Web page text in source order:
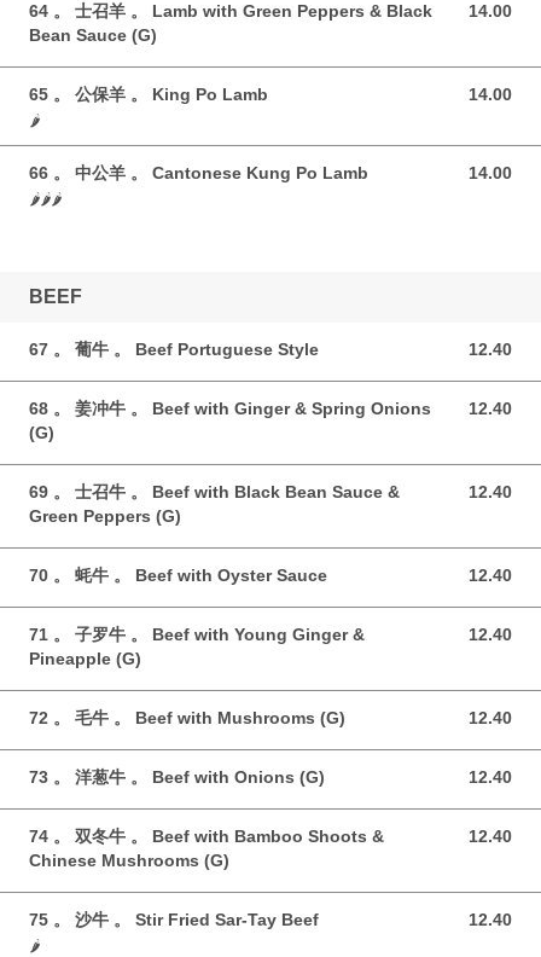
64 。 士召羊 。 Lamb with Green Peppers & Black
Bean Sauce (G)
14.00
14.00 GBP
65 。 公保羊 。 King Po Lamb 14.00
14.00 GBP
🌶️
66 。 中公羊 。 Cantonese Kung Po Lamb 14.00
14.00 GBP
🌶️🌶️🌶️
BEEF
67 。 葡牛 。 Beef Portuguese Style 12.40
12.40 GBP
68 。 姜冲牛 。 Beef with Ginger & Spring Onions
(G)
12.40
12.40 GBP
69 。 士召牛 。 Beef with Black Bean Sauce &
Green Peppers (G)
12.40
12.40 GBP
70 。 蚝牛 。 Beef with Oyster Sauce 12.40
12.40 GBP
71 。 子罗牛 。 Beef with Young Ginger &
Pineapple (G)
12.40
12.40 GBP
72 。 毛牛 。 Beef with Mushrooms (G) 12.40
12.40 GBP
73 。 洋葱牛 。 Beef with Onions (G) 12.40
12.40 GBP
74 。 双冬牛 。 Beef with Bamboo Shoots &
Chinese Mushrooms (G)
12.40
12.40 GBP
75 。 沙牛 。 Stir Fried Sar-Tay Beef 12.40
12.40 GBP
🌶️